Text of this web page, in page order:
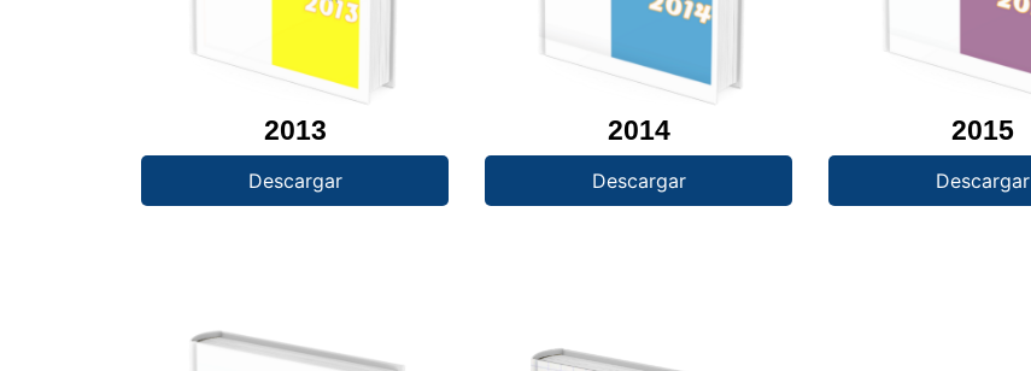
2013
Descargar
2014
Descargar
2015
Descargar